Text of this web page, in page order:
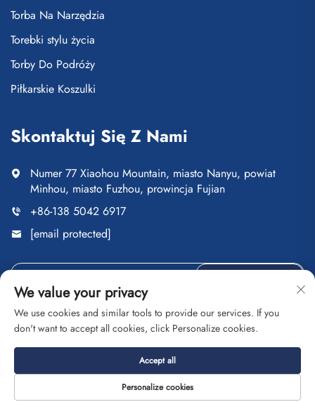
Torba Na Narzędzia
Torebki stylu życia
Torby Do Podróży
Piłkarskie Koszulki
Skontaktuj Się Z Nami
Numer 77 Xiaohou Mountain, miasto Nanyu, powiat
Minhou, miasto Fuzhou, prowincja Fujian
+86-138 5042 6917
[email protected]
Copyright © Fuzhou Saipulang Trading Co., Ltd. Wszelkie
Polityka prywatności
O nas Kontakt Usługi
We value your privacy
We use cookies and similar tools to provide our services. If you
don't want to accept all cookies, click Personalize cookies.
Personalize cookies
Accept all